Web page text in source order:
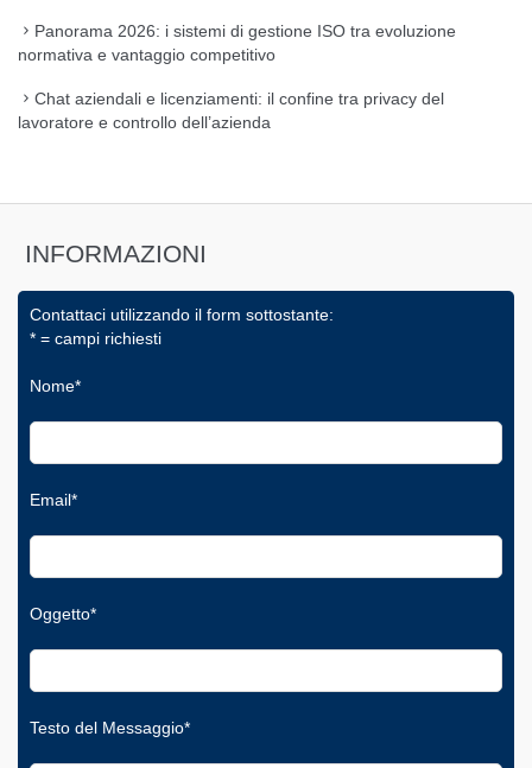
Panorama 2026: i sistemi di gestione ISO tra evoluzione
normativa e vantaggio competitivo
Chat aziendali e licenziamenti: il confine tra privacy del
lavoratore e controllo dell’azienda
INFORMAZIONI
Contattaci utilizzando il form sottostante:
* = campi richiesti
Nome*
Email*
Oggetto*
Testo del Messaggio*